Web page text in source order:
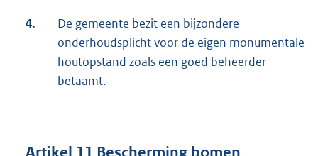
4.
De gemeente bezit een bijzondere
onderhoudsplicht voor de eigen monumentale
houtopstand zoals een goed beheerder
betaamt.